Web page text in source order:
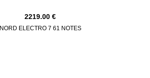
2219.00
NORD ELECTRO 7 61 NOTES